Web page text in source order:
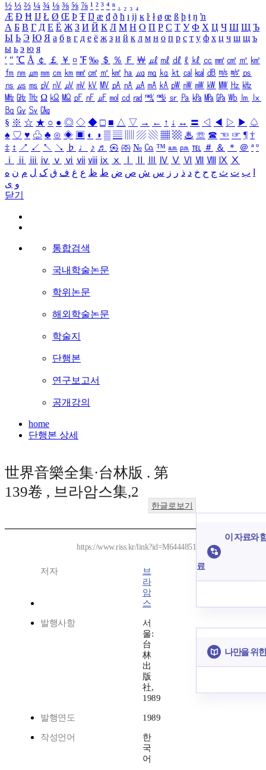
½ ⅓ ⅔ ¼ ¾ ⅛ ⅜ ⅝ ⅞ ¹ ² ³ ⁴ ⁿ ₁ ₂ ₃ ₄
Æ Ð Ħ Ĳ Ł Ø Œ Þ Ŧ Ŋ æ đ ð ħ ı ĳ ĸ ŀ ł ø œ ß þ ŧ ŋ ŉ
А Б В Г Д Е Ё Ж З И Й К Л М Н О П Р С Т У Ф Х Ц Ч Ш Щ Ъ
Ы Ь Э Ю Я а б в г д е ё ж з и й к л м н о п р с т у ф х ц ч ш щ ъ
ы ь э ю я
′ ″ ℃ Å ￠ ￡ ￥ ¤ ℉ ‰ ＄ ％ Ｆ ￦ ㎕ ㎖ ㎗ ℓ ㎘ ㏄ ㎣ ㎤ ㎥ ㎦
㎙ ㎚ ㎛ ㎜ ㎝ ㎞ ㎟ ㎠ ㎡ ㎢ ㏊ ㎍ ㎎ ㎏ ㏏ ㎈ ㎉ ㏈ ㎧ ㎨ ㎰
㎱ ㎲ ㎳ ㎴ ㎵ ㎶ ㎷ ㎸ ㎹ ㎀ ㎁ ㎂ ㎃ ㎄ ㎺ ㎻ ㎽ ㎾ ㎿ ㎐ ㎑
㎒ ㎓ ㎔ Ω ㏀ ㏁ ㎊ ㎋ ㎌ ㏖ ㏅ ㎭ ㎮ ㎯ ㏛ ㎩ ㎪ ㎫ ㎬ ㏝ ㏐
㏓
㏃ ㏉ ㏜ ㏆
§ ※ ☆ ★ ○ ● ◎ ◇ ◆ □ ■ △ ▽ → ← ↑ ↓ ↔ 〓 ◁ ◀ ▷ ▶ ♤
♠ ♡ ♥ ♧ ♣ ⊙ ◈ ▣ ◐ ◑ ▒ ▤ ▨ ▧ ▦ ▩ ♨ ☏ ☎ ☜ ☞ ¶ †
‡ ↕ ↗ ↙ ↖ ↘ ♭ ♩ ♪ ♬ ㉿ ㈜ № ㏇ ™ ㏂ ㏘ ℡ ＃ ＆ ＊ ＠ ª º
ⅰ
ⅱ ⅲ ⅳ ⅴ ⅵ ⅶ ⅷ ⅸ ⅹ Ⅳ Ⅴ Ⅵ Ⅶ Ⅷ Ⅸ Ⅹ
ب ت ث ج ح خ د ذ ر ز س ش ص ض ط ظ ع غ ف ق ک ل م ن ه
و ی
닫기
통합검색
국내학술논문
학위논문
해외학술논문
학술지
단행본
연구보고서
공개강의
home
단행본 상세
世界音樂全集·台林版 . 第
139卷 , 브라암스集,2
한글로보기
https://www.riss.kr/link?id=M6444851
저자
브
라
암
스
발행사항
서
울:
台
林
出
版
社,
1989
발행연도 1989
작성언어
한
국
어
이 자료와
료
나만을 위